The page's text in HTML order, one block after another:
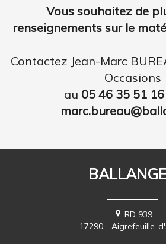
Vous souhaitez de
renseignements sur le
Contactez Jean-Marc
Occasions
au 05 46 35 51
RD 939
17290
Aigrefeuille-